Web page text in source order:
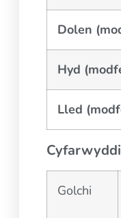
Dolen
Hyd
Lled
Golchi